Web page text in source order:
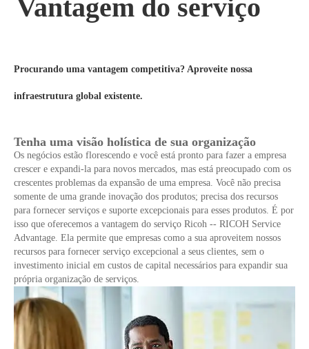
Vantagem do serviço
Procurando uma vantagem competitiva? Aproveite nossa
infraestrutura global existente.
Tenha uma visão holística de sua organização
Os negócios estão florescendo e você está pronto para fazer a empresa
crescer e expandi-la para novos mercados, mas está preocupado com os
crescentes problemas da expansão de uma empresa. Você não precisa
somente de uma grande inovação dos produtos; precisa dos recursos
para fornecer serviços e suporte excepcionais para esses produtos. É por
isso que oferecemos a vantagem do serviço Ricoh -- RICOH Service
Advantage. Ela permite que empresas como a sua aproveitem nossos
recursos para fornecer serviço excepcional a seus clientes, sem o
investimento inicial em custos de capital necessários para expandir sua
própria organização de serviços.